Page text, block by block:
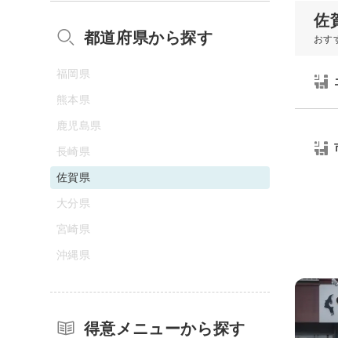
佐
おす
都道府県から探す
福岡県
熊本県
鹿児島県
長崎県
佐賀県
大分県
宮崎県
沖縄県
得意メニューから探す